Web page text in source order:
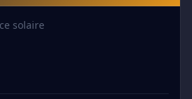
solaire